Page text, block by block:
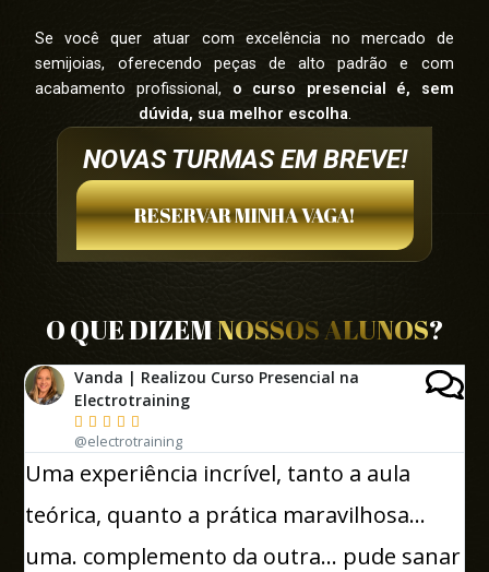
Se você quer atuar com excelência no mercado de
semijoias, oferecendo peças de alto padrão e com
acabamento profissional, o curso presencial é, sem
dúvida, sua melhor escolha.
NOVAS TURMAS EM BREVE!
RESERVAR MINHA VAGA!
O QUE DIZEMNOSSOS ALUNOS?
Vanda | Realizou Curso Presencial na
Electrotraining
    
@electrotraining
Uma experiência incrível, tanto a aula
teórica, quanto a prática maravilhosa...
uma. complemento da outra... pude sanar